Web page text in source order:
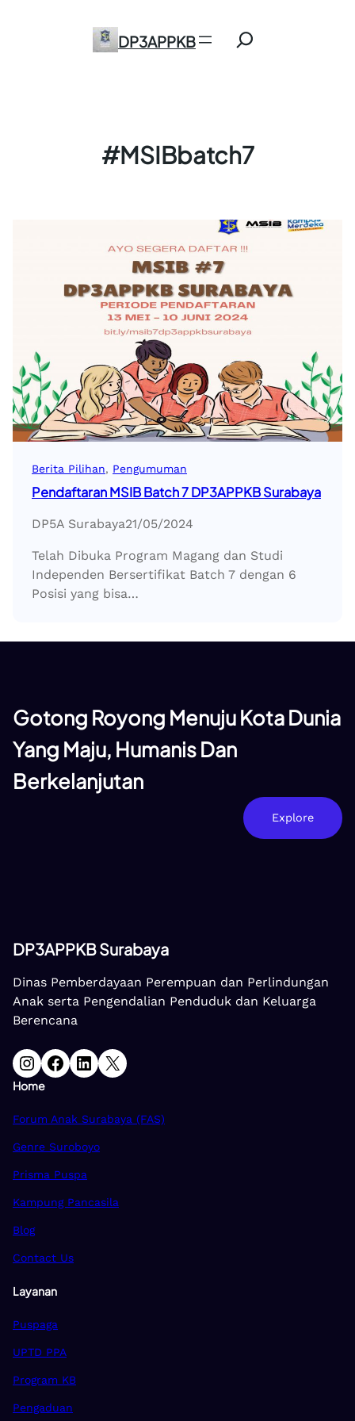
DP3APPKB
#MSIBbatch7
Berita Pilihan, Pengumuman
Pendaftaran MSIB Batch 7 DP3APPKB Surabaya
DP5A Surabaya21/05/2024
Telah Dibuka Program Magang dan Studi
Independen Bersertifikat Batch 7 dengan 6
Posisi yang bisa…
Gotong Royong Menuju Kota Dunia
Yang Maju, Humanis Dan
Berkelanjutan
Explore
DP3APPKB Surabaya
Dinas Pemberdayaan Perempuan dan Perlindungan
Anak serta Pengendalian Penduduk dan Keluarga
Berencana
Instagram Facebook LinkedIn X
Home
Forum Anak Surabaya (FAS)
Genre Suroboyo
Prisma Puspa
Kampung Pancasila
Blog
Contact Us
Layanan
Puspaga
UPTD PPA
Program KB
Pengaduan